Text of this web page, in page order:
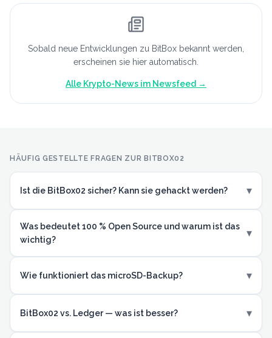
Sobald neue Entwicklungen zu BitBox bekannt werden,
erscheinen sie hier automatisch.
Alle Krypto-News im Newsfeed →
HÄUFIG GESTELLTE FRAGEN ZUR BITBOX02
Ist die BitBox02 sicher? Kann sie gehackt werden? ▾
Was bedeutet 100 % Open Source und warum ist das
wichtig?
▾
Wie funktioniert das microSD-Backup? ▾
BitBox02 vs. Ledger — was ist besser? ▾